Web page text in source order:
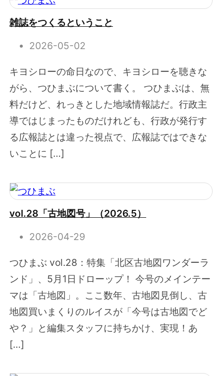
雑誌をつくるということ
2026-05-02
キヨシローの命日なので、キヨシローを聴きな
がら、つひまぶについて書く。 つひまぶは、無
料だけど、れっきとした地域情報誌だ。行政主
導ではじまったものだけれども、行政が発行す
る広報誌とは違った視点で、広報誌ではできな
いことに […]
vol.28「古地図号」（2026.5）
2026-04-29
つひまぶ vol.28：特集「北区古地図ワンダーラ
ンド」、5月1日ドローップ！ 今号のメインテー
マは「古地図」。ここ数年、古地図見倒し、古
地図買いまくりのルイスが「今号は古地図でど
や？」と編集スタッフに持ちかけ、実現！あ
[…]